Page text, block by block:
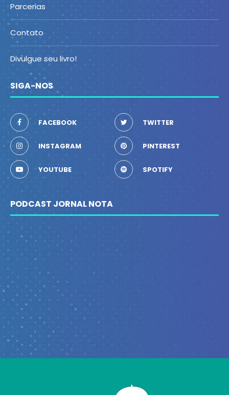
Parcerias
Contato
Divulgue seu livro!
SIGA-NOS
FACEBOOK TWITTER
INSTAGRAM PINTEREST
YOUTUBE SPOTIFY
PODCAST JORNAL NOTA